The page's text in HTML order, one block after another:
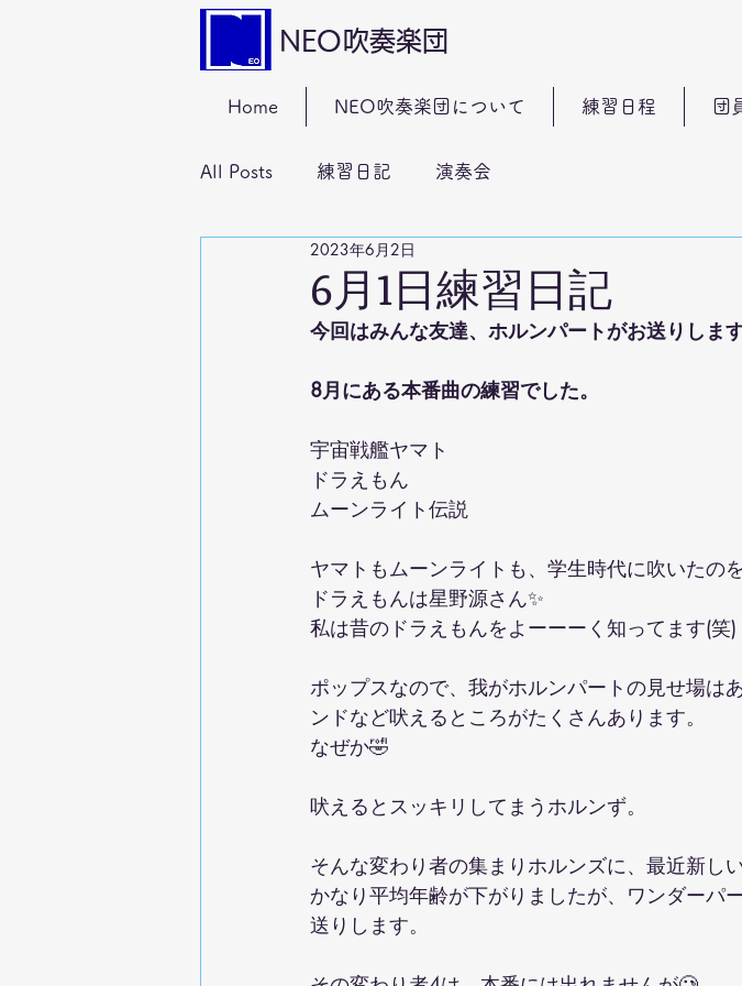
NEO吹奏楽団
Home NEO吹奏楽団について 練習日程 団
All Posts 練習日記 演奏会
6月1日練習日記
2023年6月2日
今回はみんな友達、ホルンパートがお送りしま
8月にある本番曲の練習でした。
宇宙戦艦ヤマト
ドラえもん
ムーンライト伝説
ドラえもんは星野源さん✨
私は昔のドラえもんをよーーーく知ってます(笑)
ポップスなので、我がホルンパートの見せ場は
ンドなど吠えるところがたくさんあります。
なぜか🤣
吠えるとスッキリしてまうホルンず。
そんな変わり者の集まりホルンズに、最近新し
かなり平均年齢が下がりましたが、ワンダーパ
送りします。